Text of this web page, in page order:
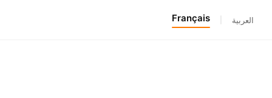
Français العربية